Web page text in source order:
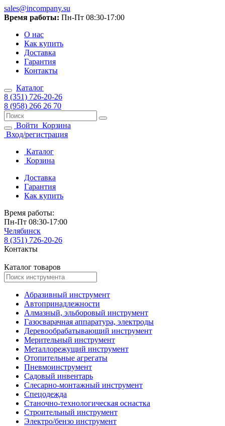
sales@incompany.su
Время работы: Пн-Пт 08:30-17:00
О нас
Как купить
Доставка
Гарантия
Контакты
Каталог
8 (351) 726-20-26
8 (958) 266 26 70
Войти Корзина
Вход/регистрация
Каталог
Корзина
Доставка
Гарантия
Как купить
Время работы:
Пн-Пт 08:30-17:00
Челябинск
8 (351) 726-20-26
Контакты
Каталог товаров
Абразивный инструмент
Автопринадлежности
Алмазный, эльборовый инструмент
Газосварачная аппаратура, электроды
Деревообрабатывающий инструмент
Мерительный инструмент
Металлорежущий инструмент
Отопительные агрегаты
Пневмоинструмент
Садовый инвентарь
Слесарно-монтажный инструмент
Спецодежда
Станочно-технологическая оснастка
Строительный инструмент
Электро/бензо инструмент